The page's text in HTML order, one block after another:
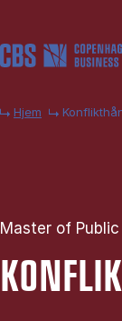
Hjem
Master of